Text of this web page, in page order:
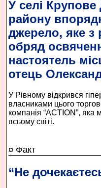
У селі
району
джерело, яке з
обряд
настоятель
отець
У Рівному відкрився
власниками цього
компанія “ACTION”, яка
всьому світі.
¤ Факт
“Не